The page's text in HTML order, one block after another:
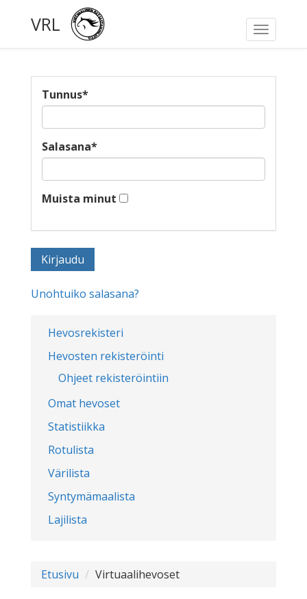
Toggle
VRL
Hevosrekisteri
Hevosten rekisteröinti
Ohjeet rekisteröintiin
Omat hevoset
Statistiikka
Rotulista
Värilista
Syntymämaalista
Lajilista
Tunnus*
Salasana*
Muista minut
Unohtuiko salasana?
Etusivu Virtuaalihevoset